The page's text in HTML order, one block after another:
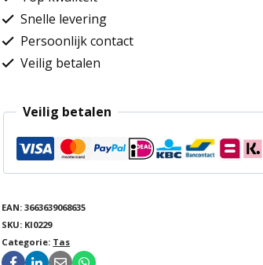
Snelle levering
Persoonlijk contact
Veilig betalen
Veilig betalen
EAN:3663639068635
SKU: KI0229
Categorie: Tas